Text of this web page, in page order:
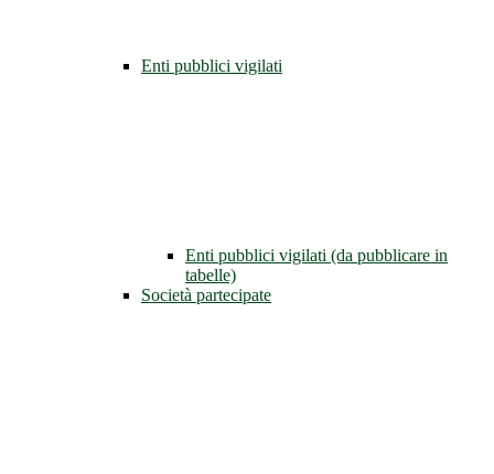
Enti pubblici vigilati
Enti pubblici vigilati (da pubblicare in
tabelle)
Società partecipate